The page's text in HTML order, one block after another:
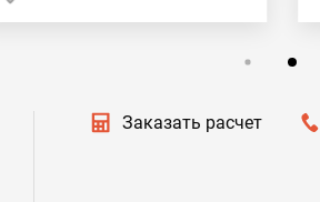
Заказать расчет